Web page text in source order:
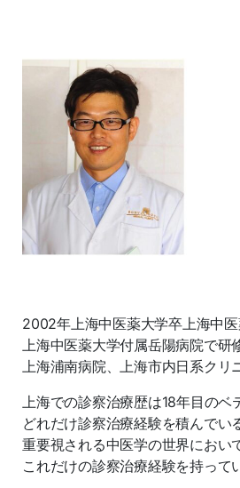
2002年上海中医薬大学卒上海中
上海中医薬大学付属岳陽病院で研
上海浦南病院、上海市内日系クリ
上海での診察治療歴は18年目のベ
どれだけ診察治療経験を積んでい
重要視される中医学の世界におい
これだけの診察治療経験を持って